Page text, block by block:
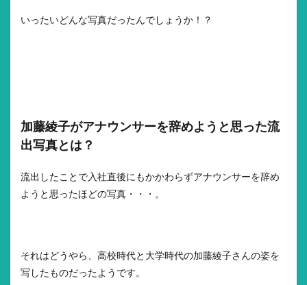
いったいどんな写真だったんでしょうか！？
加藤綾子がアナウンサーを辞めようと思った流
出写真とは？
流出したことで入社直後にもかかわらずアナウンサーを辞め
ようと思ったほどの写真・・・。
それはどうやら、高校時代と大学時代の加藤綾子さんの姿を
写したものだったようです。